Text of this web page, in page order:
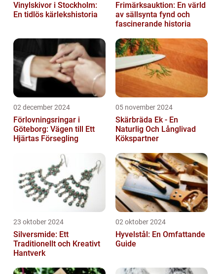
Vinylskivor i Stockholm:
En tidlös kärlekshistoria
Frimärksauktion: En värld
av sällsynta fynd och
fascinerande historia
02 december 2024
Förlovningsringar i
Göteborg: Vägen till Ett
Hjärtas Försegling
05 november 2024
Skärbräda Ek - En
Naturlig Och Långlivad
Kökspartner
23 oktober 2024
Silversmide: Ett
Traditionellt och Kreativt
Hantverk
02 oktober 2024
Hyvelstål: En Omfattande
Guide